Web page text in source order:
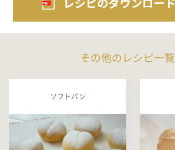
その他のレシピ一覧
ソフトパン